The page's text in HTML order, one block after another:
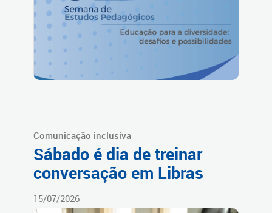
Comunicação inclusiva
Sábado é dia de treinar
conversação em Libras
15/07/2026